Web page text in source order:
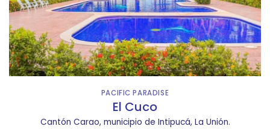
PACIFIC PARADISE
El Cuco
Cantón Carao, municipio de Intipucá, La Unión.